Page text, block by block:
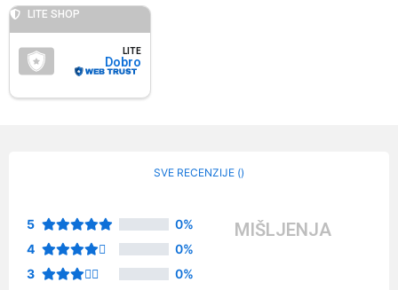
LITE SHOP
LITE
Dobro
SVE RECENZIJE ()
5
0%
4
0%
3
0%
MIŠLJENJA